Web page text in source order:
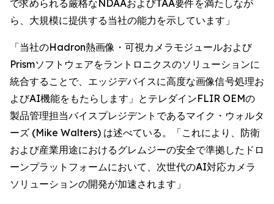
で求められる厳格なNDAAおよびTAA要件を満たしなが
ら、大規模に提供する当社の能力を示しています」
「当社のHadron熱画像・可視カメラモジュールおよび
Prismソフトウェアをラントロニクスのソリューションに
統合することで、エッジデバイスに高度な画像信号処理お
よびAI機能をもたらします」とテレダインFLIR OEMの
製品管理担当バイスプレジデントであるマイク・ウォルタ
ーズ (Mike Walters) は述べている。「これにより、防衛
および産業用途におけるグレムジーの安全で準拠したドロ
ーンプラットフォームにおいて、次世代のAI対応カメラ
ソリューションの開発が加速されます」